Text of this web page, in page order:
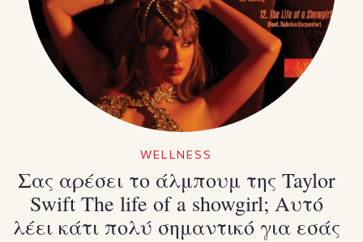
WELLNESS
Σας αρέσει το άλμπουμ της Taylor
Swift The life of a showgirl; Αυτό
λέει κάτι πολύ σημαντικό για εσάς